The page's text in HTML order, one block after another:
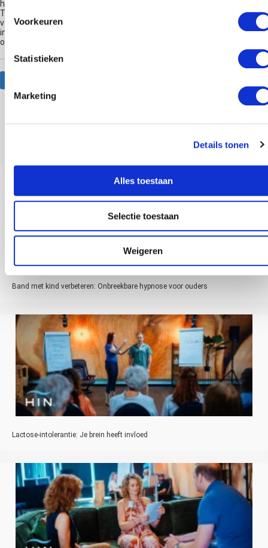
Voorkeuren
Statistieken
Marketing
Details tonen
Alles toestaan
Selectie toestaan
Weigeren
het niet je doet het' en 'Breek Je Vrij!' en komt regelmatig op radio en
TV om te praten over hypnose. Hij is de nummer 1 Hypnose Trainer
van Nederland en geeft al jaren hypnose trainingen. Hij was de eerste
in Nederland die moderne hypnotherapie via livestream ging
onderwijzen.
Band met kind verbeteren: Onbreekbare hypnose voor ouders
Lactose-intolerantie: Je brein heeft invloed